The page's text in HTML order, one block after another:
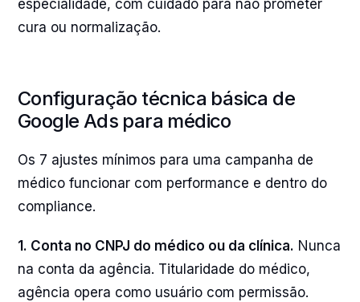
especialidade, com cuidado para não prometer
cura ou normalização.
Configuração técnica básica de
Google Ads para médico
Os 7 ajustes mínimos para uma campanha de
médico funcionar com performance e dentro do
compliance.
1. Conta no CNPJ do médico ou da clínica. Nunca
na conta da agência. Titularidade do médico,
agência opera como usuário com permissão.